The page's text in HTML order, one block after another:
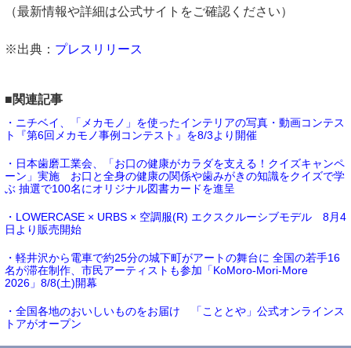
（最新情報や詳細は公式サイトをご確認ください）
※出典： プレスリリース
■関連記事
・ニチベイ、「メカモノ」を使ったインテリアの写真・動画コンテス
ト『第6回メカモノ事例コンテスト』を8/3より開催
・日本歯磨工業会、「お口の健康がカラダを支える！クイズキャンペ
ーン」実施 お口と全身の健康の関係や歯みがきの知識をクイズで学
ぶ 抽選で100名にオリジナル図書カードを進呈
・LOWERCASE × URBS × 空調服(R) エクスクルーシブモデル 8月4
日より販売開始
・軽井沢から電車で約25分の城下町がアートの舞台に 全国の若手16
名が滞在制作、市民アーティストも参加「KoMoro-Mori-More
2026」8/8(土)開幕
・全国各地のおいしいものをお届け 「こととや」公式オンラインス
トアがオープン